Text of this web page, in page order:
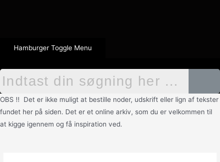
Hamburger Toggle Menu
OBS !! Det er ikke muligt at bestille noder, udskrift eller lign af tekster
fundet her på siden. Det er et online arkiv, som du er velkommen til
at kigge igennem og få inspiration ved.